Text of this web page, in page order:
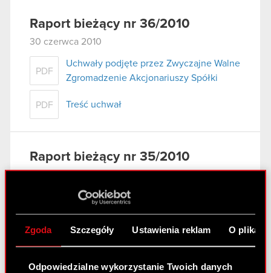
Zgoda Szczegóły Ustawienia reklam O
Odpowiedzialne wykorzystanie Twoich danych
Raport bieżący nr 36/2010
30 czerwca 2010
PDF
Uchwały podjęte przez Zwyczajne Walne
Zgromadzenie Akcjonariuszy Spółki
PDF Treść uchwał
Raport bieżący nr 35/2010
29 czerwca 2010
Korekta raportu okresowego